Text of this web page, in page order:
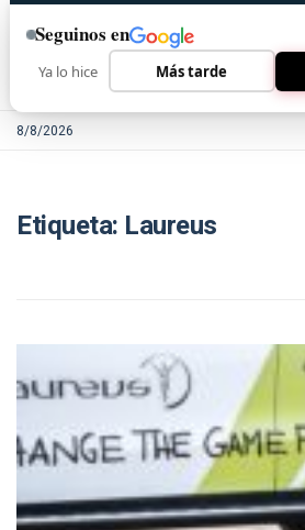
8/8/2026
Etiqueta: Laureus
Seguinos en
Ya lo hice Más tarde